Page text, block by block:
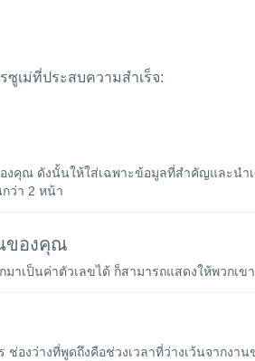
ซูเม่ที่ประสบความสำเร็จ:
งคุณ ดังนั้นให้ใส่เฉพาะข้อมูลที่สำคัญและ
ว่า 2 หน้า
ของคุณ
าเป็นค่าตัวเลขได้ ก็สามารถแสดงให้พวกเ
ช่องว่างที่พูดถึงคือช่วงเวลาที่ว่างเว้นจากง